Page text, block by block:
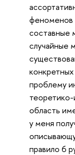
феноменов
составные
случайные
проблему
область
у меня
правило 6